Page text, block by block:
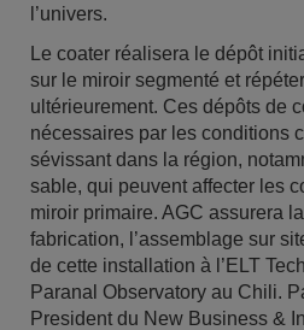
l’univers.
Le coater réalisera le dépôt
sur le miroir segmenté et
ultérieurement. Ces dépôts de
nécessaires par les conditions
sévissant dans la région,
sable, qui peuvent affecter les
miroir primaire. AGC assurera
fabrication, l’assemblage sur
de cette installation à l’ELT
Paranal Observatory au Chili.
President du New Business &